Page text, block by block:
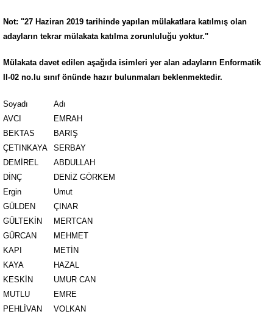
Not: "27 Haziran 2019 tarihinde yapılan mülakatlara katılmış olan
adayların tekrar mülakata katılma zorunluluğu yoktur."
Mülakata davet edilen aşağıda isimleri yer alan adayların Enformatik
II-02 no.lu sınıf önünde hazır bulunmaları beklenmektedir.
Soyadı
Adı
AVCI
EMRAH
BEKTAS
BARIŞ
ÇETINKAYA
SERBAY
DEMİREL
ABDULLAH
DİNÇ
DENİZ GÖRKEM
Ergin
Umut
GÜLDEN
ÇINAR
GÜLTEKİN
MERTCAN
GÜRCAN
MEHMET
KAPI
METİN
KAYA
HAZAL
KESKİN
UMUR CAN
MUTLU
EMRE
PEHLİVAN
VOLKAN